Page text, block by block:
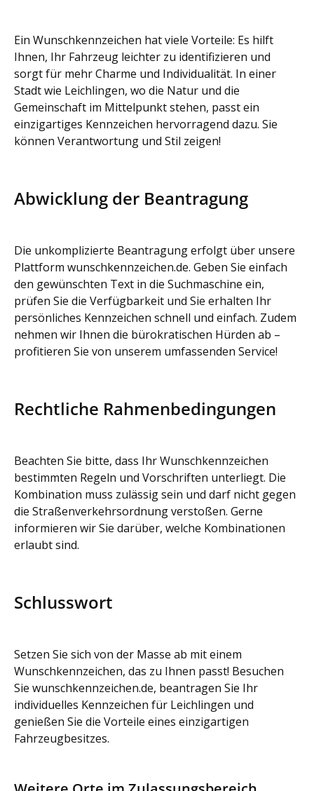
Ein Wunschkennzeichen hat viele Vorteile: Es hilft
Ihnen, Ihr Fahrzeug leichter zu identifizieren und
sorgt für mehr Charme und Individualität. In einer
Stadt wie Leichlingen, wo die Natur und die
Gemeinschaft im Mittelpunkt stehen, passt ein
einzigartiges Kennzeichen hervorragend dazu. Sie
können Verantwortung und Stil zeigen!
Abwicklung der Beantragung
Die unkomplizierte Beantragung erfolgt über unsere
Plattform wunschkennzeichen.de. Geben Sie einfach
den gewünschten Text in die Suchmaschine ein,
prüfen Sie die Verfügbarkeit und Sie erhalten Ihr
persönliches Kennzeichen schnell und einfach. Zudem
nehmen wir Ihnen die bürokratischen Hürden ab –
profitieren Sie von unserem umfassenden Service!
Rechtliche Rahmenbedingungen
Beachten Sie bitte, dass Ihr Wunschkennzeichen
bestimmten Regeln und Vorschriften unterliegt. Die
Kombination muss zulässig sein und darf nicht gegen
die Straßenverkehrsordnung verstoßen. Gerne
informieren wir Sie darüber, welche Kombinationen
erlaubt sind.
Schlusswort
Setzen Sie sich von der Masse ab mit einem
Wunschkennzeichen, das zu Ihnen passt! Besuchen
Sie wunschkennzeichen.de, beantragen Sie Ihr
individuelles Kennzeichen für Leichlingen und
genießen Sie die Vorteile eines einzigartigen
Fahrzeugbesitzes.